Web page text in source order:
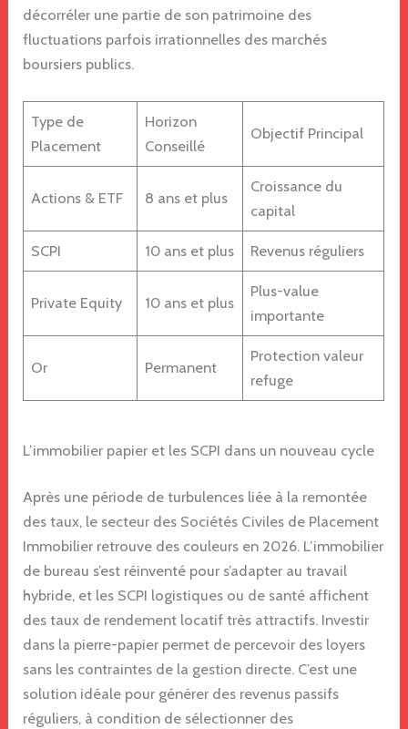
décorréler une partie de son patrimoine des
fluctuations parfois irrationnelles des marchés
boursiers publics.
Type de
Placement
Horizon
Conseillé
Objectif Principal
Actions & ETF 8 ans et plus
Croissance du
capital
SCPI 10 ans et plus Revenus réguliers
Private Equity 10 ans et plus
Plus-value
importante
Or Permanent
Protection valeur
refuge
L’immobilier papier et les SCPI dans un nouveau cycle
Après une période de turbulences liée à la remontée
des taux, le secteur des Sociétés Civiles de Placement
Immobilier retrouve des couleurs en 2026. L’immobilier
de bureau s’est réinventé pour s’adapter au travail
hybride, et les SCPI logistiques ou de santé affichent
des taux de rendement locatif très attractifs. Investir
dans la pierre-papier permet de percevoir des loyers
sans les contraintes de la gestion directe. C’est une
solution idéale pour générer des revenus passifs
réguliers, à condition de sélectionner des